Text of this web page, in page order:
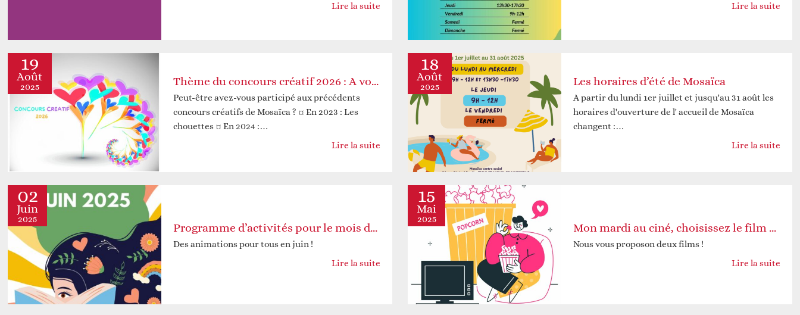
Lire la suite
Lire la suite
19
Août
2025 Thème du concours créatif 2026 : A vous de choisir !
Peut-être avez-vous participé aux précédents
concours créatifs de Mosaïca ? ¤ En 2023 : Les
chouettes ¤ En 2024 :…
Lire la suite
18
Août
2025 Les horaires d’été de Mosaïca
A partir du lundi 1er juillet et jusqu'au 31 août les
horaires d'ouverture de l' accueil de Mosaïca
changent :…
Lire la suite
02
Juin
2025
Programme d’activités pour le mois de juin 2025
Des animations pour tous en juin !
Lire la suite
15
Mai
2025
Mon mardi au ciné, choisissez le film de la prochaine séance
Nous vous proposon deux films !
Lire la suite